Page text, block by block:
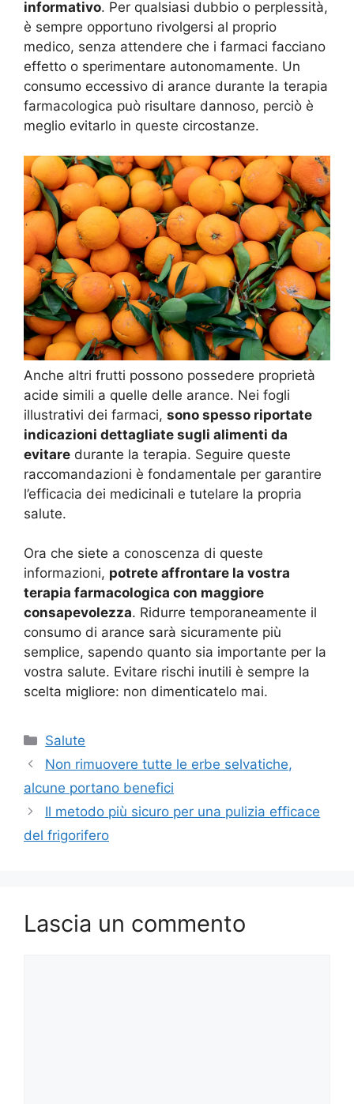
informativo. Per qualsiasi dubbio o perplessità,
è sempre opportuno rivolgersi al proprio
medico, senza attendere che i farmaci facciano
effetto o sperimentare autonomamente. Un
consumo eccessivo di arance durante la terapia
farmacologica può risultare dannoso, perciò è
meglio evitarlo in queste circostanze.
Anche altri frutti possono possedere proprietà
acide simili a quelle delle arance. Nei fogli
illustrativi dei farmaci, sono spesso riportate
indicazioni dettagliate sugli alimenti da
evitare durante la terapia. Seguire queste
raccomandazioni è fondamentale per garantire
l’efficacia dei medicinali e tutelare la propria
salute.
Ora che siete a conoscenza di queste
informazioni, potrete affrontare la vostra
terapia farmacologica con maggiore
consapevolezza. Ridurre temporaneamente il
consumo di arance sarà sicuramente più
semplice, sapendo quanto sia importante per la
vostra salute. Evitare rischi inutili è sempre la
scelta migliore: non dimenticatelo mai.
Categorie
Salute
Non rimuovere tutte le erbe selvatiche,
alcune portano benefici
Il metodo più sicuro per una pulizia efficace
del frigorifero
Lascia un commento